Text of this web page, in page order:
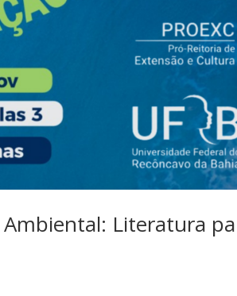
Ambiental: Literatura